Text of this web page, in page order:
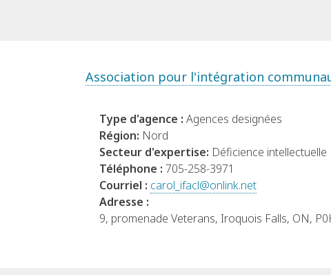
Association pour l'intégration
Type d'agence : Agences designées
Région: Nord
Secteur d'expertise: Déficience intellectuelle
Téléphone : 705-258-3971
Courriel : carol_ifacl@onlink.net
Adresse :
9, promenade Veterans, Iroquois Falls, ON,